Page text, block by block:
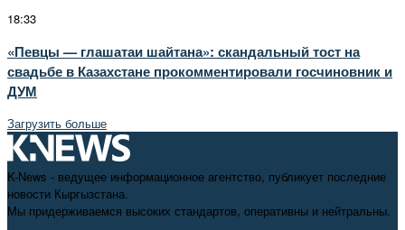
18:33
«Певцы — глашатаи шайтана»: скандальный тост на
свадьбе в Казахстане прокомментировали госчиновник и
ДУМ
Загрузить больше
K-News - ведущее информационное агентство, публикует последние
новости Кыргызстана.
Мы придерживаемся высоких стандартов, оперативны и нейтральны.